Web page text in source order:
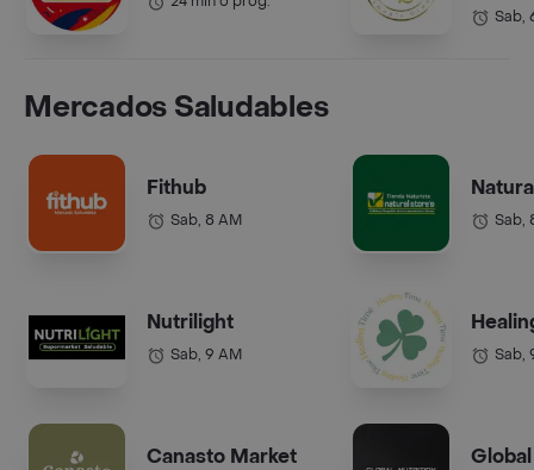
COL.).
Sab,
Mercados Saludables
Fithub
Sab, 8 AM
Nutrilight
Sab, 9 AM
Canasto Market
Sab,
Sab,